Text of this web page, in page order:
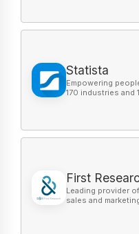
Statista
First